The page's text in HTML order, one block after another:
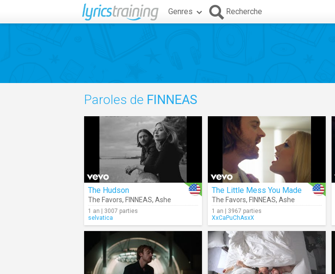
Genres Recherche
Paroles de FINNEAS
The Hudson
The Favors, FINNEAS, Ashe
1 an | 3007 parties
selvatica
The Little Mess You Made
The Favors, FINNEAS, Ashe
1 an | 3967 parties
XxCaPuChAsxX